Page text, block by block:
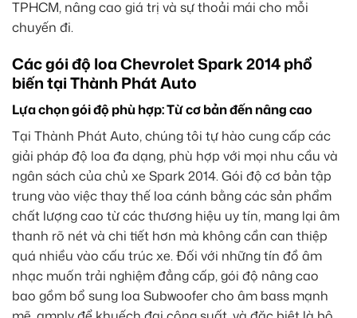
TPHCM, nâng cao giá trị và sự thoải mái cho mỗi
chuyến đi.
Các gói độ loa Chevrolet Spark 2014 phổ
biến tại Thành Phát Auto
Lựa chọn gói độ phù hợp: Từ cơ bản đến nâng cao
Tại Thành Phát Auto, chúng tôi tự hào cung cấp các
giải pháp độ loa đa dạng, phù hợp với mọi nhu cầu và
ngân sách của chủ xe Spark 2014. Gói độ cơ bản tập
trung vào việc thay thế loa cánh bằng các sản phẩm
chất lượng cao từ các thương hiệu uy tín, mang lại âm
thanh rõ nét và chi tiết hơn mà không cần can thiệp
quá nhiều vào cấu trúc xe. Đối với những tín đồ âm
nhạc muốn trải nghiệm đẳng cấp, gói độ nâng cao
bao gồm bổ sung loa Subwoofer cho âm bass mạnh